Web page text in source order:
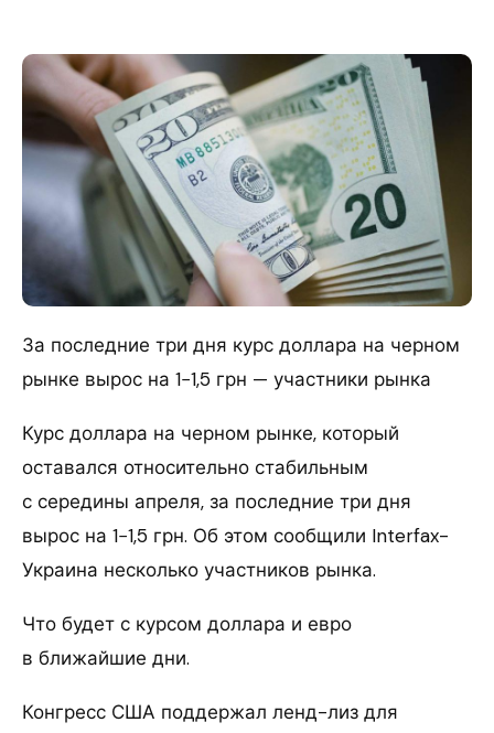
За последние три дня курс доллара на черном
рынке вырос на 1−1,5 грн — участники рынка
Курс доллара на черном рынке, который
оставался относительно стабильным
с середины апреля, за последние три дня
вырос на 1−1,5 грн. Об этом сообщили Interfax-
Украина несколько участников рынка.
Что будет с курсом доллара и евро
в ближайшие дни.
Конгресс США поддержал ленд-лиз для